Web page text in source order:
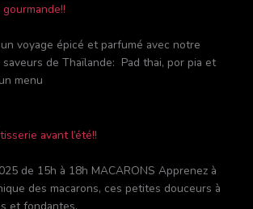
voyage épicé et parfumé avec notre
de Thaïlande: Pad thai, por pia et
menu
avant l’été!!
de 15h à 18h MACARONS Apprenez à
des macarons, ces petites douceurs à